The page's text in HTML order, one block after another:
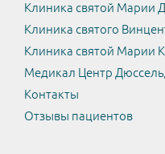
Клиника святой Марии
Клиника святого
Клиника святой Марии
Медикал Центр
Контакты
Отзывы пациентов